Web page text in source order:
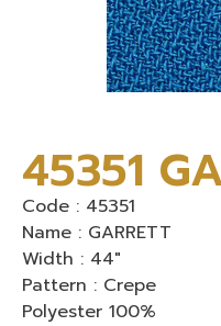
45351
Code : 45351
Name : GARRETT
Width : 44″
Pattern : Crepe
Polyester 100%